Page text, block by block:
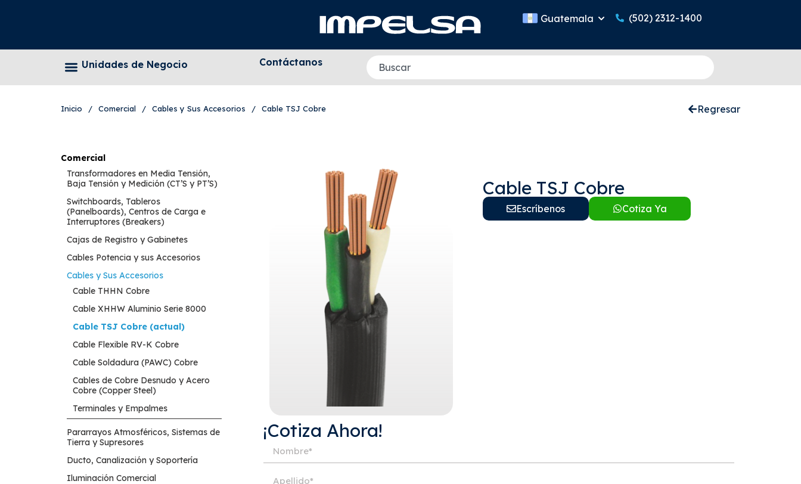
Guatemala (502) 2312-1400
Unidades de Negocio Contáctanos
Inicio / Comercial / Cables y Sus Accesorios / Cable TSJ Cobre Regresar
Comercial
Transformadores en Media Tensión,
Baja Tensión y Medición (CT’S y PT’S)
Switchboards, Tableros
(Panelboards), Centros de Carga e
Interruptores (Breakers)
Cajas de Registro y Gabinetes
Cables Potencia y sus Accesorios
Cables y Sus Accesorios
Cable THHN Cobre
Cable XHHW Aluminio Serie 8000
Cable TSJ Cobre (actual)
Cable Flexible RV-K Cobre
Cable Soldadura (PAWC) Cobre
Cables de Cobre Desnudo y Acero
Cobre (Copper Steel)
Terminales y Empalmes
Pararrayos Atmosféricos, Sistemas de
Tierra y Supresores
Ducto, Canalización y Soportería
Iluminación Comercial
Cable TSJ Cobre
Escríbenos Cotiza Ya
¡Cotiza Ahora!